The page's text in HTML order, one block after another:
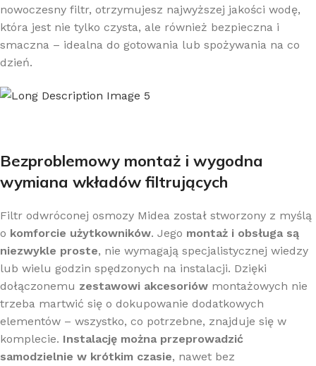
nowoczesny filtr, otrzymujesz najwyższej jakości wodę,
która jest nie tylko czysta, ale również bezpieczna i
smaczna – idealna do gotowania lub spożywania na co
dzień.
Bezproblemowy montaż i wygodna
wymiana wkładów filtrujących
Filtr odwróconej osmozy Midea został stworzony z myślą
o komforcie użytkowników. Jego montaż i obsługa są
niezwykle proste, nie wymagają specjalistycznej wiedzy
lub wielu godzin spędzonych na instalacji. Dzięki
dołączonemu zestawowi akcesoriów montażowych nie
trzeba martwić się o dokupowanie dodatkowych
elementów – wszystko, co potrzebne, znajduje się w
komplecie. Instalację można przeprowadzić
samodzielnie w krótkim czasie, nawet bez